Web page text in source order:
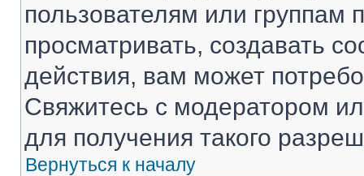
пользователям или группам
просматривать, создавать
действия, вам может
Свяжитесь с модератором
для получения такого
Вернуться к началу